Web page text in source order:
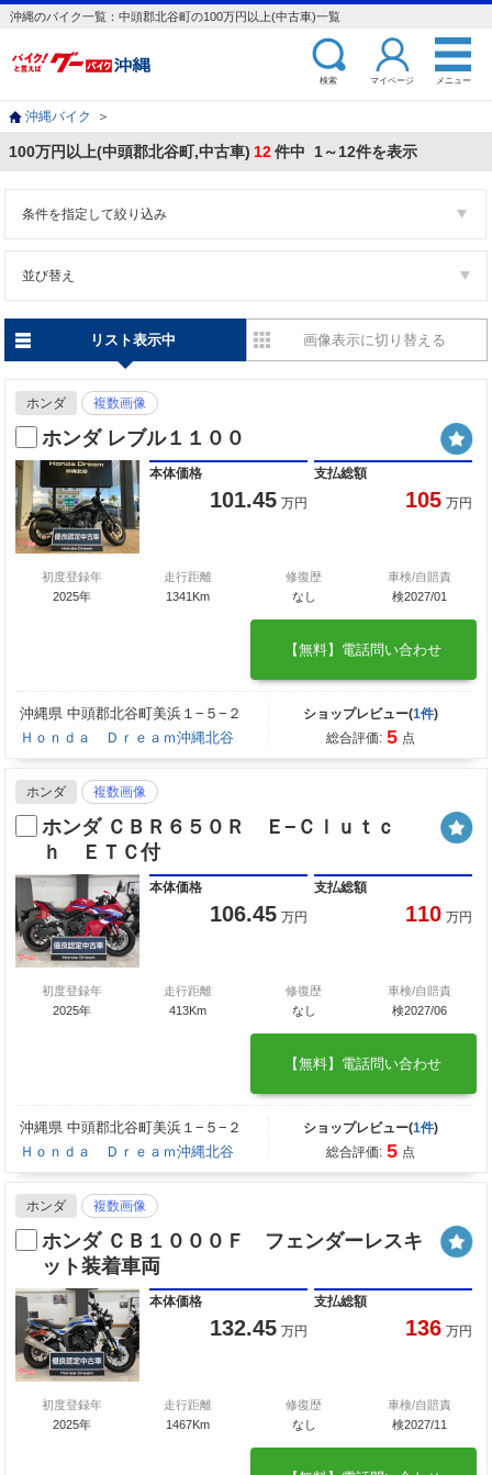
沖縄のバイク一覧：中頭郡北谷町の100万円以上(中古車)一覧
検索 マイページ メニュー
沖縄バイク ＞
100万円以上(中頭郡北谷町,中古車) 12件中 1～12件を表示
条件を指定して絞り込み
並び替え
リスト表示中 画像表示に切り替える
ホンダ 複数画像
ホンダ レブル１１００
本体価格
101.45 万円
支払総額
105 万円
初度登録年
2025年
走行距離
1341Km
修復歴
なし
車検/自賠責
検2027/01
【無料】電話問い合わせ
沖縄県 中頭郡北谷町美浜１−５−２
Ｈｏｎｄａ Ｄｒｅａｍ沖縄北谷
ショップレビュー(1件)
総合評価: 5 点
ホンダ 複数画像
ホンダ ＣＢＲ６５０Ｒ Ｅ−Ｃｌｕｔｃ
ｈ ＥＴＣ付
本体価格
106.45 万円
支払総額
110 万円
初度登録年
2025年
走行距離
413Km
修復歴
なし
車検/自賠責
検2027/06
【無料】電話問い合わせ
沖縄県 中頭郡北谷町美浜１−５−２
Ｈｏｎｄａ Ｄｒｅａｍ沖縄北谷
ショップレビュー(1件)
総合評価: 5 点
ホンダ 複数画像
ホンダ ＣＢ１０００Ｆ フェンダーレスキ
ット装着車両
本体価格
132.45 万円
支払総額
136 万円
初度登録年
2025年
走行距離
1467Km
修復歴
なし
車検/自賠責
検2027/11